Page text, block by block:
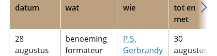
datum wat wie
tot en
met
28
augustus
benoeming
formateur
P.S.
Gerbrandy
30
augustus